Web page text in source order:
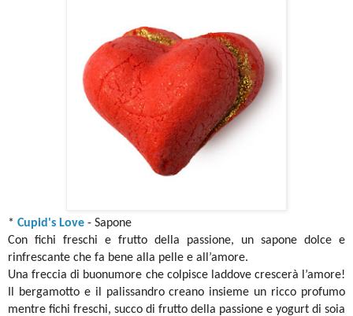
* Cupid's Love - Sapone
Con fichi freschi e frutto della passione, un sapone dolce e
rinfrescante che fa bene alla pelle e all’amore.
Una freccia di buonumore che colpisce laddove crescerà l’amore!
Il bergamotto e il palissandro creano insieme un ricco profumo
mentre fichi freschi, succo di frutto della passione e yogurt di soia